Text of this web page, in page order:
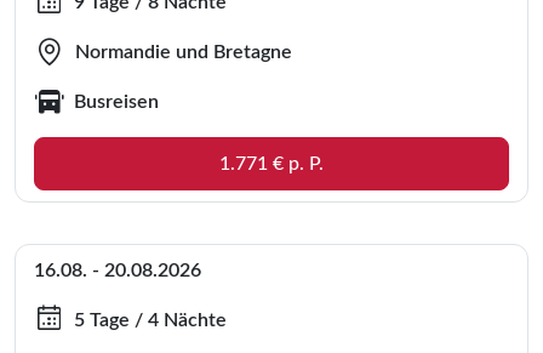
Normandie und Bretagne
Busreisen
1.771 € p. P.
16.08. - 20.08.2026
5 Tage / 4 Nächte